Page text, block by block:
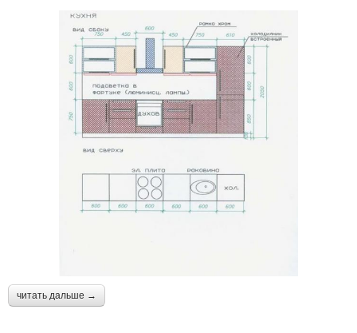
читать дальше →